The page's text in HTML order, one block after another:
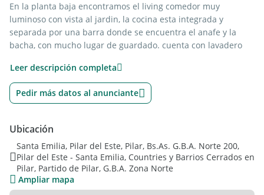
En la planta baja encontramos el living comedor muy
luminoso con vista al jardin, la cocina esta integrada y
separada por una barra donde se encuentra el anafe y la
bacha, con mucho lugar de guardado. cuenta con lavadero
toilette de recepcion.
En la segunda planta encontramos los tres dormitorios uno
de ellos en suite con vestidor, los otros dos dormitorios
con Aire Acondicionados, se calefacciona con losa , graduable
en cada ambiente. Cuenta con caldera dual.
El exterior: cuenta con muy linda galeria cubierta con gran
parrilla, piscina.
Se alquila amueblada. Lista para ingresar. Acepta mascota.
Leer descripción completa
Pedir más datos al anunciante
Ubicación
Santa Emilia, Pilar del Este, Pilar, Bs.As. G.B.A. Norte 200,
Pilar del Este - Santa Emilia, Countries y Barrios Cerrados en
Pilar, Partido de Pilar, G.B.A. Zona Norte
Ampliar mapa